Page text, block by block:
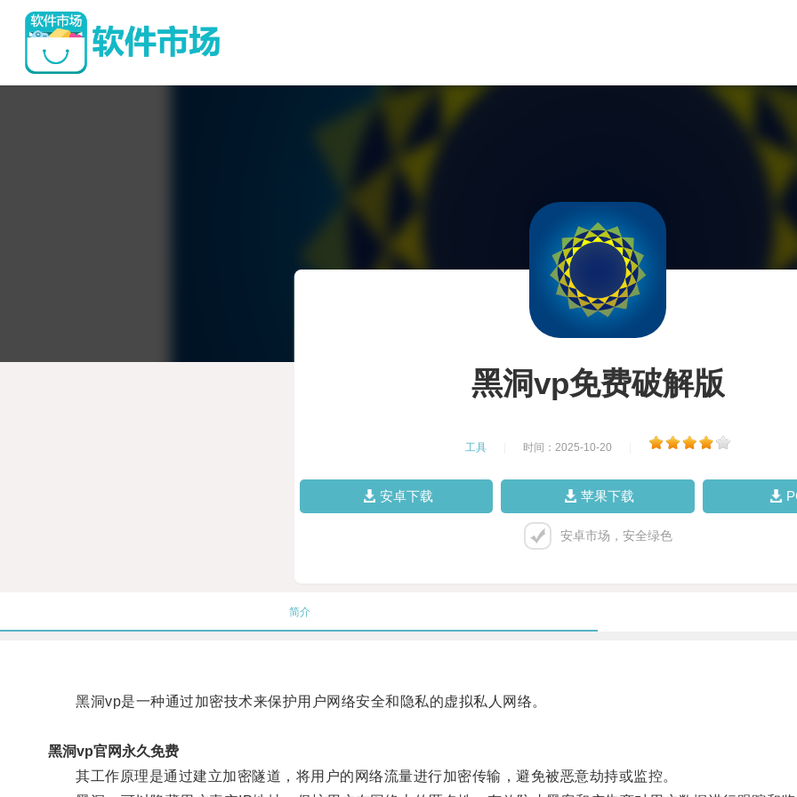
黑洞vp免费破解版
工具 时间：2025-10-20
安卓下载 苹果下载
安卓市场，安全绿色
简介
黑洞vp是一种通过加密技术来保护用户网络安全和隐私的虚拟私人网络。
黑洞vp官网永久免费
其工作原理是通过建立加密隧道，将用户的网络流量进行加密传输，避免被恶意劫持或监控。